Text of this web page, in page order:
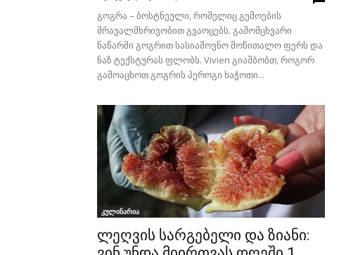
გოგრა – ბოსტნეული, რომელიც გემოების
მრავალმხრივობით გვაოცებს. გამომცხვარი
ნაწარმი გოგრით სასიამოვნო მოწითალო ფერს და
ნაზ ტექსტურას ფლობს. Vivien გიამბობთ, როგორ
გამოაცხოთ გოგრის პეროგი ხაჭოთი...
კულინარია
ლეღვის სარგებელი და ზიანი: